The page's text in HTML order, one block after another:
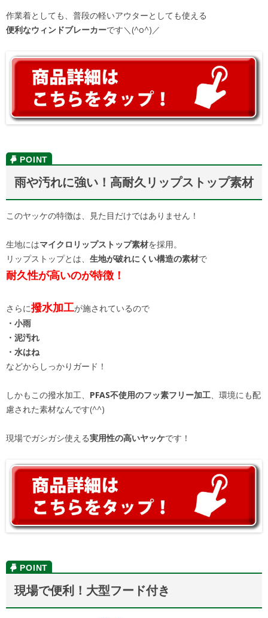
作業着としても、普段の軽いアウターとしても使える
便利なウィンドブレーカーです＼(^o^)／
雨や汚れに強い！高耐久リップストップ素材
このヤッケの特徴は、見た目だけではありません！
生地にはマイクロリップストップ素材を採用。
リップストップとは、 生地が破れにくい構造の素材で
耐久性が高いのが特徴！
さらに撥水加工が施されているので
・小雨
・泥汚れ
・水はね
などからしっかりガード！
しかもこの撥水加工、 PFAS不使用のフッ素フリー加工、環境にも配
慮された素材なんです(^^)
現場でガシガシ使える実用性の高いヤッケです！
現場で便利！大型フード付き